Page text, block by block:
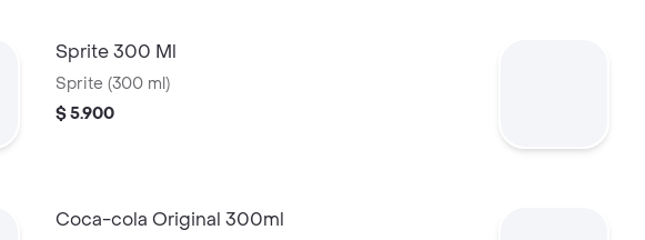
Sprite 300 Ml
Sprite (300 ml)
$ 5.900
Coca-cola Original 300ml